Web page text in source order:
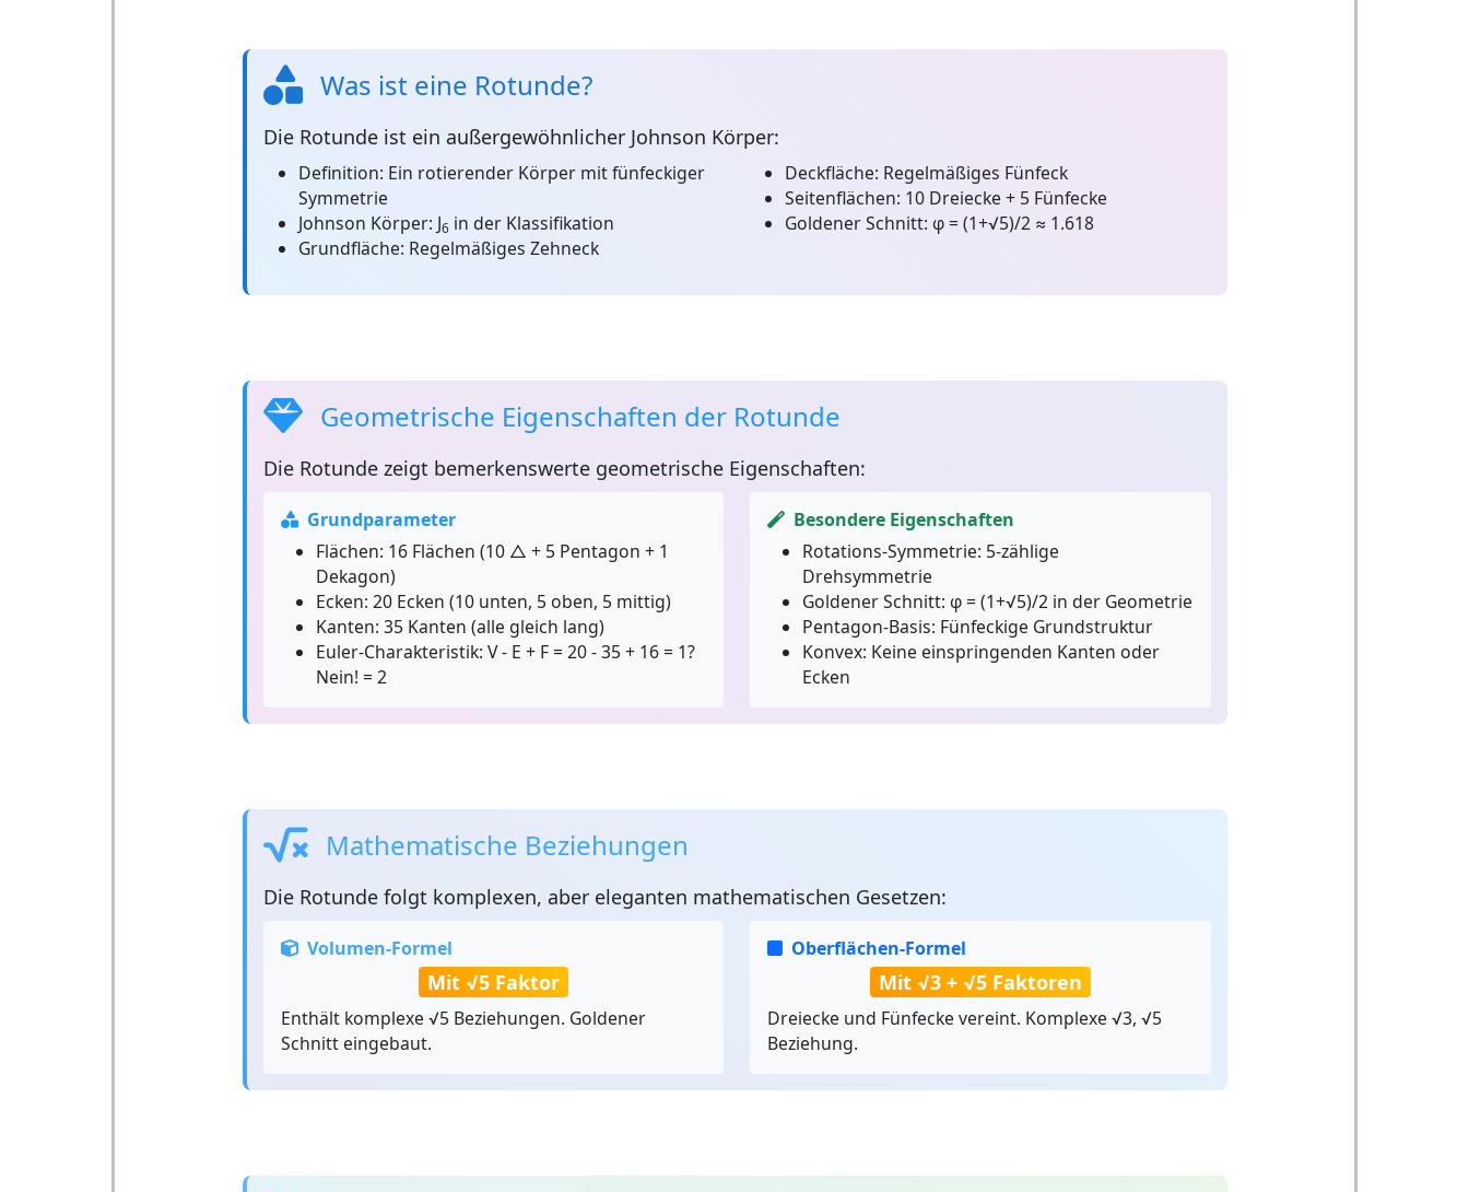
Was ist eine Rotunde?
Die Rotundeist ein außergewöhnlicher Johnson Körper:
Definition: Ein rotierender Körper mit fünfeckiger
Symmetrie
Johnson Körper: J6in der Klassifikation
Grundfläche: Regelmäßiges Zehneck
Deckfläche: Regelmäßiges Fünfeck
Seitenflächen: 10 Dreiecke + 5 Fünfecke
Goldener Schnitt: φ = (1+√5)/2 ≈ 1.618
Geometrische Eigenschaften der Rotunde
Die Rotundezeigt bemerkenswerte geometrische Eigenschaften:
Grundparameter
Flächen: 16 Flächen (10 △ + 5 Pentagon + 1
Dekagon)
Ecken: 20 Ecken (10 unten, 5 oben, 5 mittig)
Kanten: 35 Kanten (alle gleich lang)
Euler-Charakteristik: V - E + F = 20 - 35 + 16 = 1?
Nein! = 2
Besondere Eigenschaften
Rotations-Symmetrie: 5-zählige
Drehsymmetrie
Goldener Schnitt: φ = (1+√5)/2 in der Geometrie
Pentagon-Basis: Fünfeckige Grundstruktur
Konvex: Keine einspringenden Kanten oder
Ecken
Mathematische Beziehungen
Die Rotundefolgt komplexen, aber eleganten mathematischen Gesetzen:
Volumen-Formel
Mit √5 Faktor
Enthält komplexe √5 Beziehungen. Goldener
Schnitt eingebaut.
Oberflächen-Formel
Mit √3 + √5 Faktoren
Dreiecke und Fünfecke vereint. Komplexe √3, √5
Beziehung.